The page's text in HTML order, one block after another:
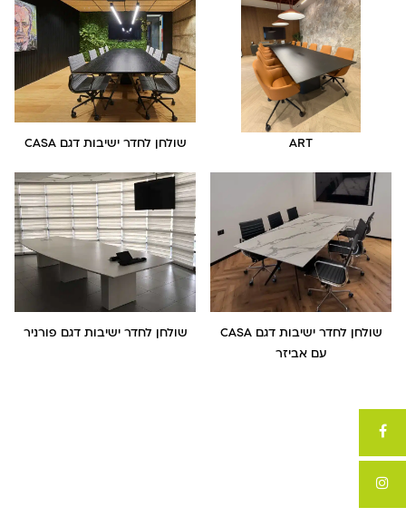
ART שולחן לחדר ישיבות דגם CASA
שולחן לחדר ישיבות דגם CASA
עם אביזר
שולחן לחדר ישיבות דגם פורניר